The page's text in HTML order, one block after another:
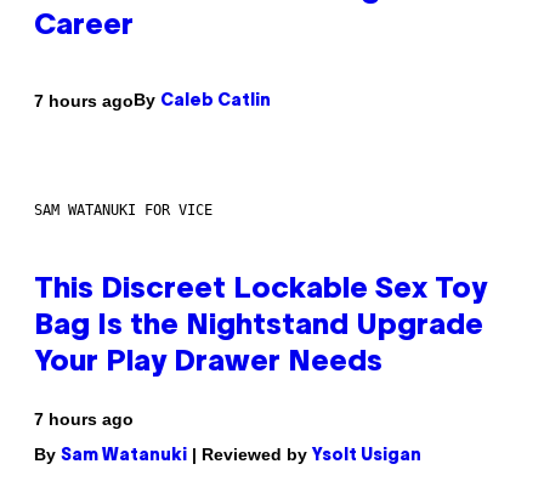
Career
7 hours agoBy Caleb Catlin
SAM WATANUKI FOR VICE
This Discreet Lockable Sex Toy
Bag Is the Nightstand Upgrade
Your Play Drawer Needs
7 hours ago
By Sam Watanuki | Reviewed by Ysolt Usigan